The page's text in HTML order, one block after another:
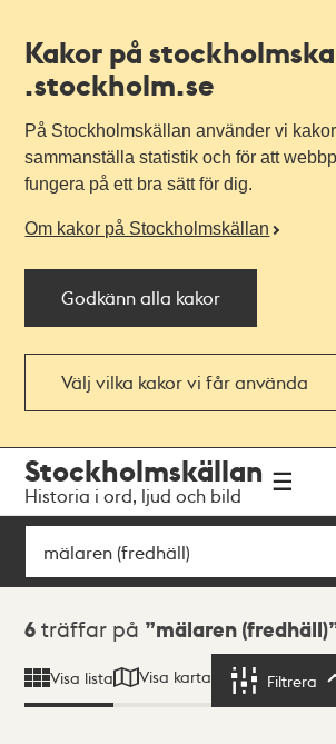
Kakor på
.stockholm.se
På Stockholmskällan använder vi
sammanställa statistik och för att
fungera på ett bra sätt för dig.
Om kakor på Stockholmskällan
Godkänn alla kakor
Välj vilka kakor vi får använda
navigationen
huvudinnehållet
Stockholmskällan
Historia i ord, ljud och bild
Sök
Sökresultat
6 träffar på mälaren (fredhäll)
Visa lista Visa karta Filtrera